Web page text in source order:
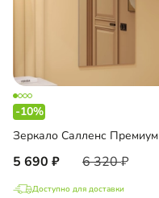
-10%
Зеркало Салленс Премиум
5 690 6 320
Доступно для доставки